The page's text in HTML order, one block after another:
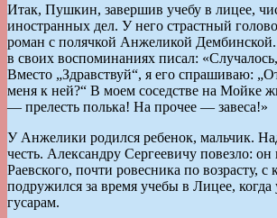
Итак, Пушкин, завершив учебу в лицее,
иностранных дел. У него страстный
роман с полячкой Анжеликой
в своих воспоминаниях писал:
Вместо „Здравствуй“, я его спрашиваю:
меня к ней?“ В моем соседстве на Мойке
— прелесть полька! На прочее — завеса!»
У Анжелики родился ребенок, мальчик.
честь. Александру Сергеевичу повезло: он
Раевского, почти ровесника по возрасту, с
подружился за время учебы в Лицее, когда
гусарам.